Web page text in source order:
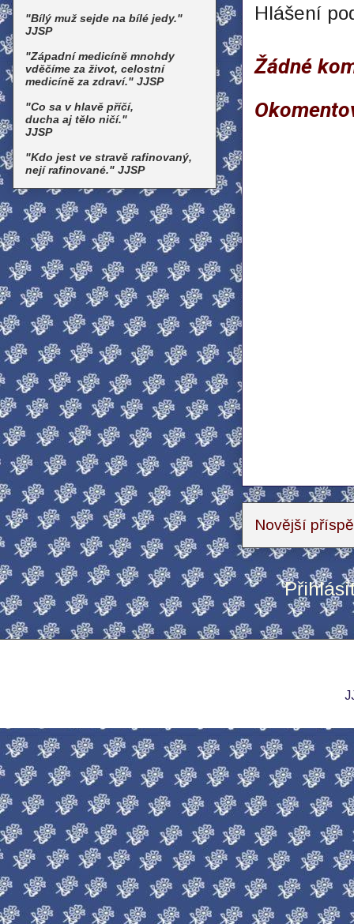
Hlášení
Žádné
Novější
"Bílý muž sejde na bílé jedy."
JJSP
"Západní medicíně mnohdy
vděčíme za život, celostní
medicíně za zdraví." JJSP
"Co sa v hlavě příčí,
ducha aj tělo ničí."
JJSP
"Kdo jest ve stravě rafinovaný,
nejí rafinované." JJSP